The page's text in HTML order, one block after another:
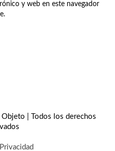
y web en este navegador
| Todos los derechos